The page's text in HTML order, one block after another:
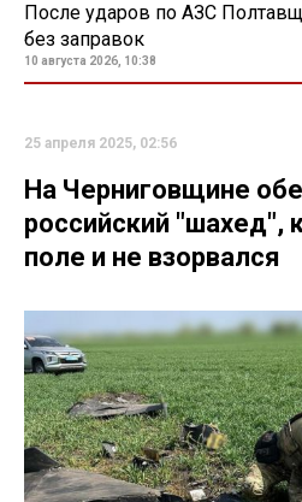
После ударов по АЗС
без заправок
10 августа 2026, 10:38
25 апреля 2025, 02:56
На Черниговщине
российский "шахед",
поле и не взорвался